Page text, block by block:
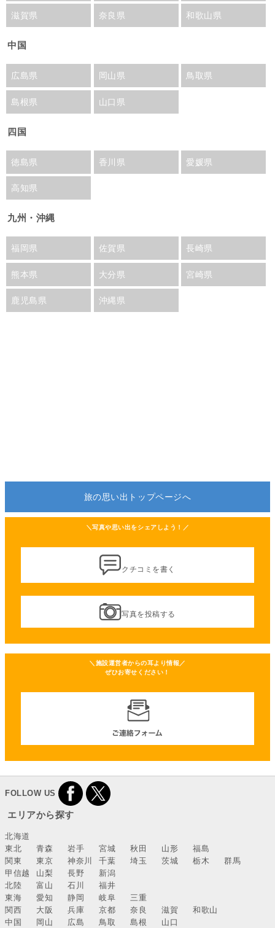
滋賀県 奈良県 和歌山県
中国
広島県 岡山県 鳥取県
島根県 山口県
四国
徳島県 香川県 愛媛県
高知県
九州・沖縄
福岡県 佐賀県 長崎県
熊本県 大分県 宮崎県
鹿児島県 沖縄県
旅の思い出トップページへ
＼写真や思い出をシェアしよう！／
クチコミを書く
写真を投稿する
＼施設運営者からの耳より情報／
ぜひお寄せください！
FOLLOW US
エリアから探す
北海道
東北
青森 岩手 宮城 秋田 山形
福島
関東
東京 神奈川 千葉 埼玉 茨城 栃木
群馬
甲信越
山梨 長野
新潟
北陸
富山 石川
福井
東海
愛知 静岡 岐阜
三重
関西
大阪 兵庫 京都 奈良 滋賀
和歌山
中国
岡山 広島 鳥取 島根
山口